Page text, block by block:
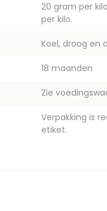
20 gram per
per kilo.
Koel, droog en
18 maanden
Zie
Verpakking is
etiket.